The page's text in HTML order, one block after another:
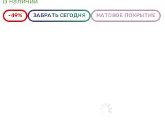
-49% ЗАБРАТЬ СЕГОДНЯ МАТОВОЕ ПОКРЫТИЕ